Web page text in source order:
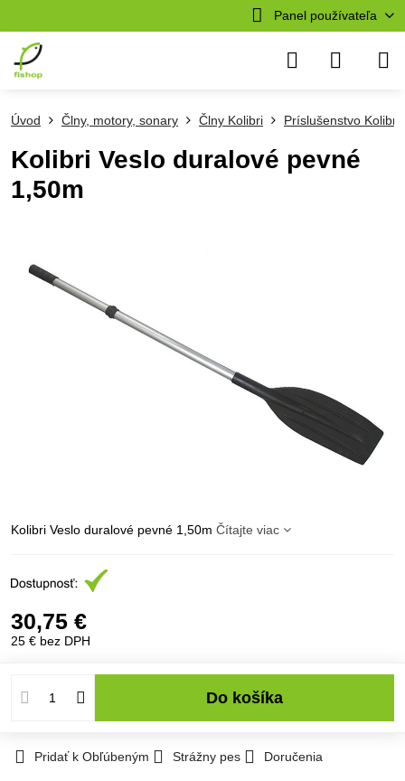
Panel používateľa
Úvod Člny, motory, sonary Člny Kolibri Príslušenstvo Kolibri
Kolibri Veslo duralové pevné
1,50m
Kolibri Veslo duralové pevné 1,50m Čítajte viac
30,75 €
25 € bez DPH
Do košíka
Pridať k Obľúbeným Strážny pes Doručenia